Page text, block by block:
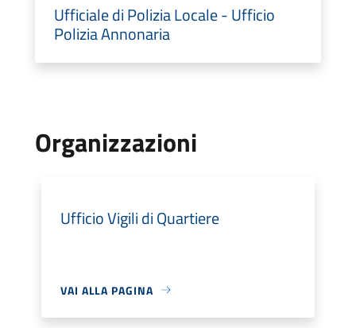
Ufficiale di Polizia Locale - Ufficio
Polizia Annonaria
Organizzazioni
Ufficio Vigili di Quartiere
VAI ALLA PAGINA